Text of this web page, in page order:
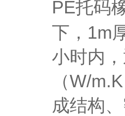
PE托码
下，1m
小时内
（W/
成结构